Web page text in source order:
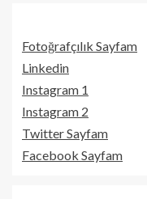
Fotoğrafçılık Sayfam
Linkedin
Instagram 1
Instagram 2
Twitter Sayfam
Facebook Sayfam